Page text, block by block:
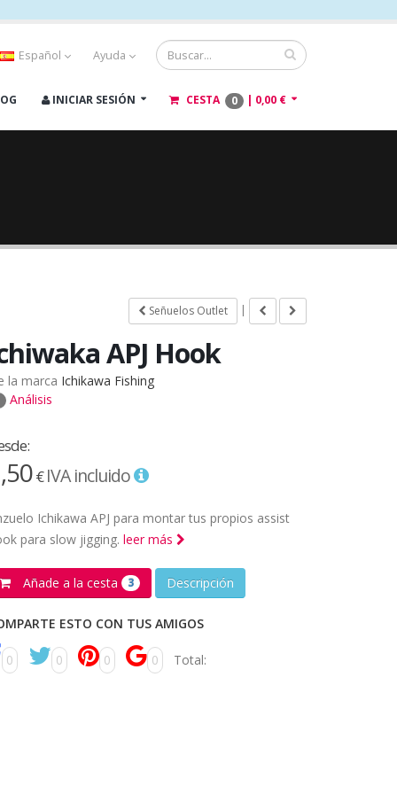
Español Ayuda
INICIAR SESIÓN CESTA 0 | 0,00 €
Señuelos Outlet |
APJ Hook
la marca Ichikawa Fishing
Análisis
€IVA incluido
Ichikawa APJ para montar tus propios assist
para slow jigging. leer más
Añade a la cesta 3 Descripción
ESTO CON TUS AMIGOS
0 0 0 0 Total: